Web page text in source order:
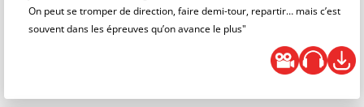
On peut se tromper de direction, faire demi-tour, repartir… mais c’est
souvent dans les épreuves qu’on avance le plus"